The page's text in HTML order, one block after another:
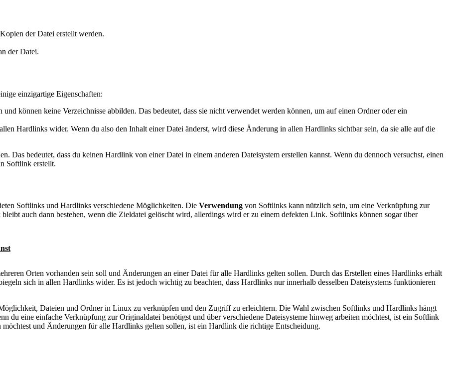
der Datei erstellt werden.
der Datei.
einzigartige Eigenschaften:
können keine Verzeichnisse abbilden. Das bedeutet, dass sie nicht verwendet werden können, um auf einen Ordner oder ein
Hardlinks wider. Wenn du also den Inhalt einer Datei änderst, wird diese Änderung in allen Hardlinks sichtbar sein, da sie alle auf die
Das bedeutet, dass du keinen Hardlink von einer Datei in einem anderen Dateisystem erstellen kannst. Wenn du dennoch versuchst, einen
Softlink erstellt.
Softlinks und Hardlinks verschiedene Möglichkeiten. Die Verwendung von Softlinks kann nützlich sein, um eine Verknüpfung zur
auch dann bestehen, wenn die Zieldatei gelöscht wird, allerdings wird er zu einem defekten Link. Softlinks können sogar über
Orten vorhanden sein soll und Änderungen an einer Datei für alle Hardlinks gelten sollen. Durch das Erstellen eines Hardlinks erhält
sich in allen Hardlinks wider. Es ist jedoch wichtig zu beachten, dass Hardlinks nur innerhalb desselben Dateisystems funktionieren
Dateien und Ordner in Linux zu verknüpfen und den Zugriff zu erleichtern. Die Wahl zwischen Softlinks und Hardlinks hängt
du eine einfache Verknüpfung zur Originaldatei benötigst und über verschiedene Dateisysteme hinweg arbeiten möchtest, ist ein Softlink
und Änderungen für alle Hardlinks gelten sollen, ist ein Hardlink die richtige Entscheidung.